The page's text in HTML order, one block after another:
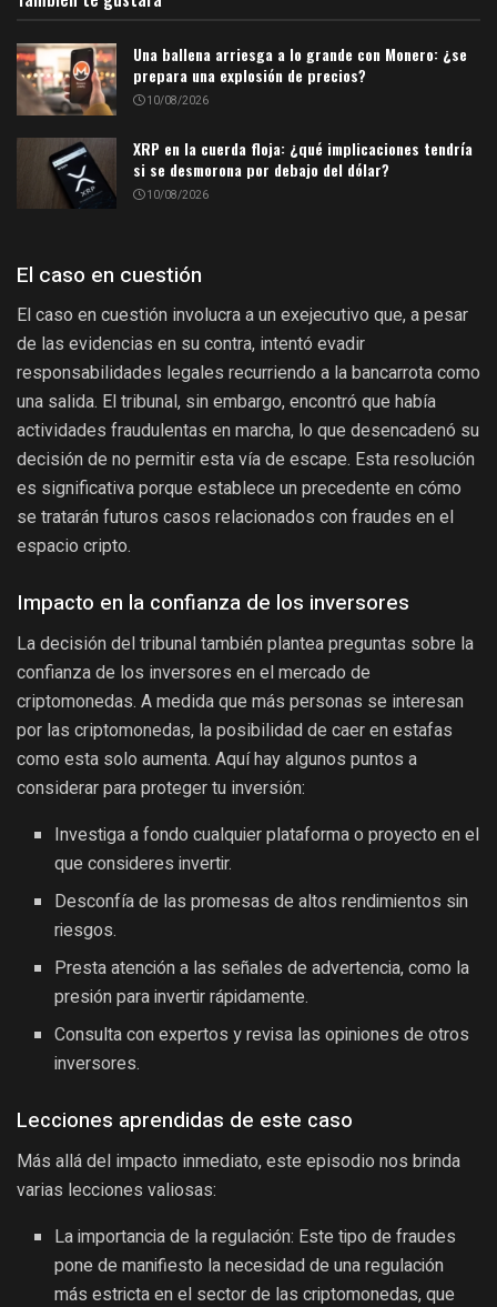
Una ballena arriesga a lo grande con Monero: ¿se
prepara una explosión de precios?
10/08/2026
XRP en la cuerda floja: ¿qué implicaciones tendría
si se desmorona por debajo del dólar?
10/08/2026
El caso en cuestión
El caso en cuestión involucra a un exejecutivo que, a pesar
de las evidencias en su contra, intentó evadir
responsabilidades legales recurriendo a la bancarrota como
una salida. El tribunal, sin embargo, encontró que había
actividades fraudulentas en marcha, lo que desencadenó su
decisión de no permitir esta vía de escape. Esta resolución
es significativa porque establece un precedente en cómo
se tratarán futuros casos relacionados con fraudes en el
espacio cripto.
Impacto en la confianza de los inversores
La decisión del tribunal también plantea preguntas sobre la
confianza de los inversores en el mercado de
criptomonedas. A medida que más personas se interesan
por las criptomonedas, la posibilidad de caer en estafas
como esta solo aumenta. Aquí hay algunos puntos a
considerar para proteger tu inversión:
Investiga a fondo cualquier plataforma o proyecto en el
que consideres invertir.
Desconfía de las promesas de altos rendimientos sin
riesgos.
Presta atención a las señales de advertencia, como la
presión para invertir rápidamente.
Consulta con expertos y revisa las opiniones de otros
inversores.
Lecciones aprendidas de este caso
Más allá del impacto inmediato, este episodio nos brinda
varias lecciones valiosas:
La importancia de la regulación: Este tipo de fraudes
pone de manifiesto la necesidad de una regulación
más estricta en el sector de las criptomonedas, que